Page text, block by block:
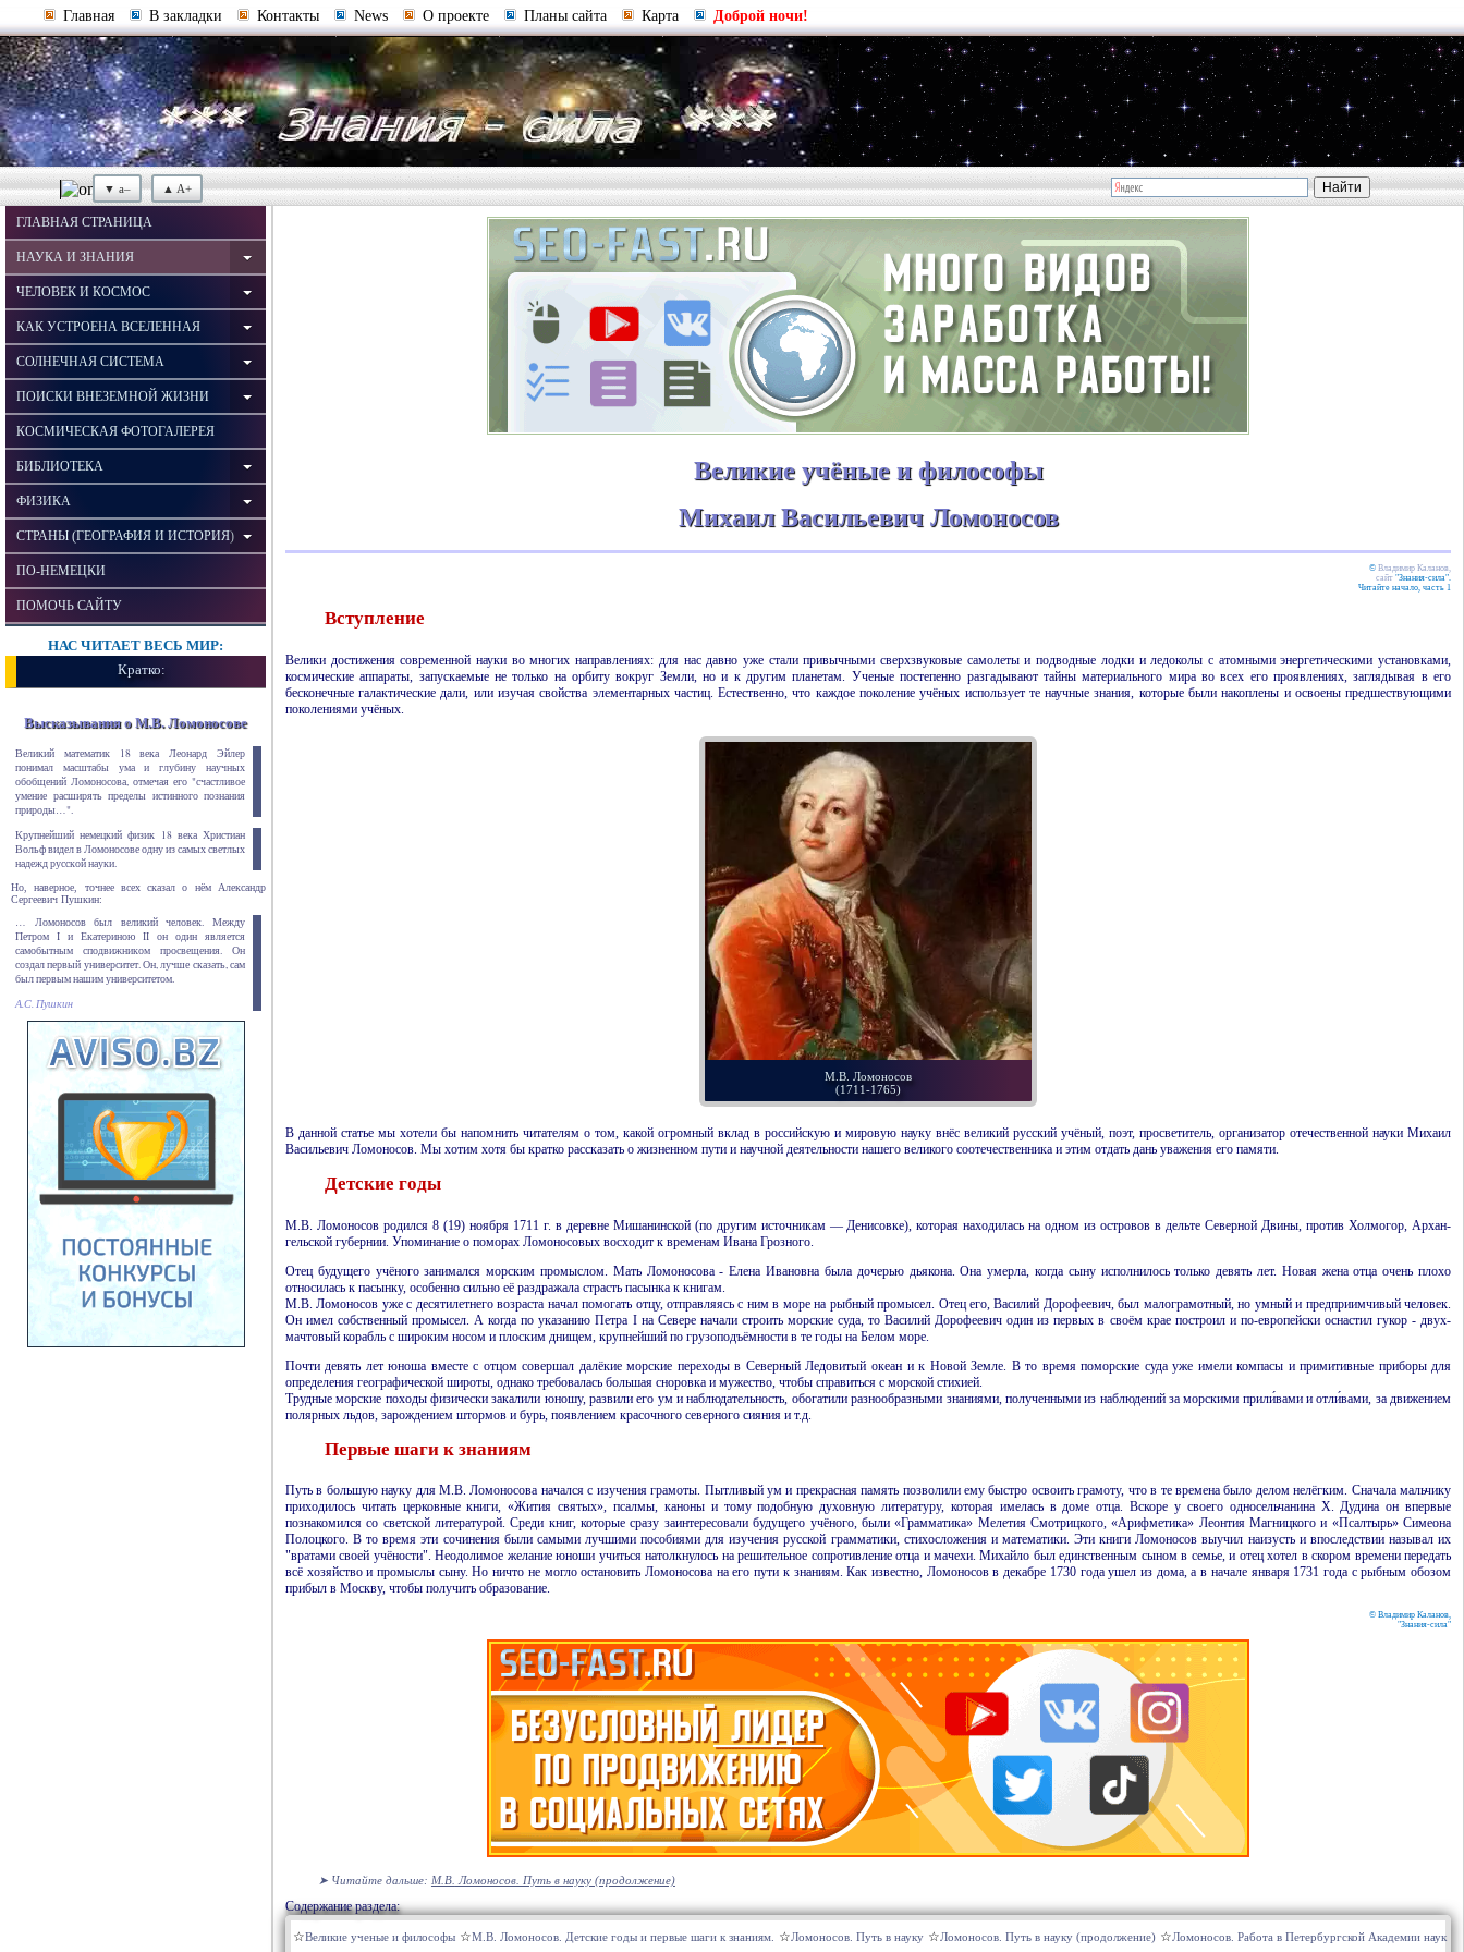
Главная В закладки Контакты News О проекте Планы сайта Карта Доброй ночи!
▼ a– ▲ A+
ГЛАВНАЯ СТРАНИЦА
НАУКА И ЗНАНИЯ
ЧЕЛОВЕК И КОСМОС
КАК УСТРОЕНА ВСЕЛЕННАЯ
СОЛНЕЧНАЯ СИСТЕМА
ПОИСКИ ВНЕЗЕМНОЙ ЖИЗНИ
КОСМИЧЕСКАЯ ФОТОГАЛЕРЕЯ
БИБЛИОТЕКА
ФИЗИКА
СТРАНЫ (ГЕОГРАФИЯ И ИСТОРИЯ)
ПО-НЕМЕЦКИ
ПОМОЧЬ САЙТУ
НАС ЧИТАЕТ ВЕСЬ МИР:
Кратко:
Высказы­вания о М.В. Ломоносове
Великий математик 18 века Леонард Эйлер
понимал масштабы ума и глубину научных
обобщений Ломоносова, отмечая его "счастливое
уме­ние расши­рять пределы истин­ного позна­ния
природы…".
Крупнейший немецкий физик 18века Христиан
Вольф видел в Ломоносове одну из самых свет­лых
надежд русс­кой науки.
Но, наверное, точнее всех сказал о нём Александр
Сергеевич Пушкин:
… Ломоносов был великий человек. Между
Петром I и Екатериною II он один является
самобытным спод­вижником просве­щения. Он
создал первый универ­ситет. Он, лучше сказать, сам
был первым нашим университетом.
А.С. Пушкин
Великие учёные и философы
Михаил Васильевич Ломоносов
©Владимир Каланов,
сайт "Знания-сила".
Читайте начало, часть 1
Вступление
Велики достижения современной науки во многих направлениях: для нас давно уже стали привычными сверхзвуковые самолеты и подводные лодки и ледоколы с атомными энергетическими установками,
космические аппараты, запускаемые не только на орбиту вокруг Земли, но и к другим планетам. Ученые постепенно разгадывают тайны материального мира во всех его проявлениях, заглядывая в его
бесконечные галактические дали, или изучая свойства элементарных частиц. Естественно, что каждое поколение учёных использует те научные знания, которые были накоплены и освоены предшествующими
поколениями учёных.
М.В. Ломоносов
(1711-1765)
В данной статье мы хотели бы напомнить читателям о том, какой огромный вклад в российскую и мировую науку внёс великий русский учёный, поэт, просветитель, организатор отечественной науки Михаил
Васильевич Ломоносов. Мы хотим хотя бы кратко рассказать о жизненном пути и научной деятельности нашего великого соотечественника и этим отдать дань уважения его памяти.
Детские годы
М.В. Ломоносов родился 8 (19)ноября 1711 г. в деревне Мишанинской (по другим источникам — Денисовке), которая находилась на одном из островов в дельте Северной Двины, против Холмогор, Архан­
гельской губернии. Упоминание о поморах Ломоносовых восходит к временам Ивана Грозного.
Отец будущего учёного занимался морским промыслом. Мать Ломоносова - Елена Ивановна была дочерью дьякона. Она умерла, когда сыну исполнилось только девять лет. Новая жена отца очень плохо
относилась к пасынку, особенно сильно её раздражала страсть пасынка к книгам.
М.В. Ломоносов уже с десятилетнего возраста начал помогать отцу, отправляясь с ним в море на рыбный промысел. Отец его, Василий Дорофеевич, был малограмотный, но умный и предприимчивый человек.
Он имел собственный промысел. А когда по указанию Петра Iна Севере начали строить морские суда, то Василий Дорофеевич один из первых в своём крае построил и по-европейски оснастил гукор - двух­
мачтовый корабль с широким носом и плоским днищем, крупнейший по грузоподъёмности в те годы на Белом море.
Почти девять лет юноша вместе с отцом совершал далёкие морские переходы в Северный Ледовитый океан и к Новой Земле. В то время поморские суда уже имели компасы и примитив­ные приборы для
определения географи­ческой широты, однако требовалась большая сноровка и мужество, чтобы справиться с морской стихией.
Трудные морские походы физически закалили юношу, развили его ум и наблю­дательность, обогатили разно­образными знаниями, полученными из наблюдений за морскими прили́вами и отли́вами, за движением
полярных льдов, зарождением штормов и бурь, появлением красочного северного сияния и т.д.
Первые шаги к знаниям
Путь в большую науку дляМ.В. Ломоносова начался с изучения грамоты. Пытливый ум и прекрасная память позволили ему быстро освоить грамоту, что в те времена было делом нелёгким. Сначала мальчику
приходилось читать церковные книги, «Жития святых», псалмы, каноны и тому подобную духовную литературу, которая имелась в доме отца. Вскоре у своего односельчанина Х. Дудина он впервые
познакомился со светской литературой. Среди книг, которые сразу заинтере­совали будущего учёного, были «Грамматика» Мелетия Смотрицкого, «Арифметика» Леонтия Магницкого и «Псалтырь» Симеона
Полоцкого. В то время эти сочинения были самыми лучшими пособиями для изучения русской грамматики, стихосложения и математики. Эти книги Ломоносов выучил наизусть и впоследствии называл их
"вратами своей учёности". Неодолимое желание юноши учиться на­толкнулось на решительное сопро­тивление отца и мачехи. Михайло был единственным сыном в семье, и отец хотел в скором времени передать
всё хозяйство и промыслы сыну. Но ничто не могло остановить Ломоносова на его пути к знаниям. Как известно, Ломоносов в декабре 1730 года ушел из дома, а в начале января 1731 года с рыбным обозом
прибыл в Москву, чтобы получить образование.
© Владимир Каланов,
"Знания-сила"
➤ Читайте дальше: М.В. Ломоносов. Путь в науку (продолжение)
Содержание раздела:
Великие ученые и философы М.В. Ломоносов. Детские годы и первые шаги к знаниям. Ломоносов. Путь в науку Ломоносов. Путь в науку (продолжение) Ломоносов. Работа в Петербургской Академии наук